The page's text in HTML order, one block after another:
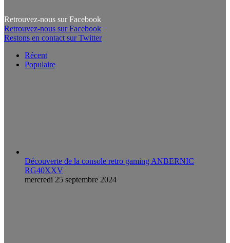
Retrouvez-nous sur Facebook
Retrouvez-nous sur Facebook
Restons en contact sur Twitter
Récent
Populaire
Découverte de la console retro gaming ANBERNIC
RG40XXV
mercredi 25 septembre 2024